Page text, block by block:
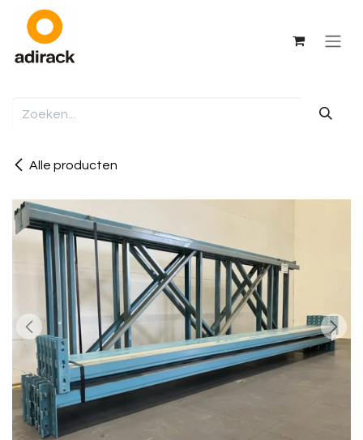
Overslaan naar inhoud
Alle producten